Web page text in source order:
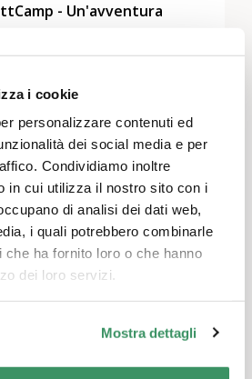
i cookie
personalizzare contenuti ed
dei social media e per
Condividiamo inoltre
in cui utilizza il nostro sito con i
di analisi dei dati web,
i quali potrebbero combinarle
ha fornito loro o che hanno
dei loro servizi.
Mostra dettagli
- Un'avventura
Vaud & Friburgo, Svizzera centrale, Zurigo, Berna & Soletta, Grigioni, Svizzera nord-occidentale, Svizzera orientale
un'esperienza speciale
le vacanze estive.